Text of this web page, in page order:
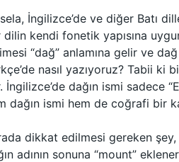
İngilizce’de ve diğer Batı
dilin kendi fonetik yapısına
“dağ” anlamına gelir ve
nasıl yazıyoruz? Tabii
İngilizce’de dağın ismi sadece
dağın ismi hem de coğrafi bir
dikkat edilmesi gereken şey,
adının sonuna “mount”